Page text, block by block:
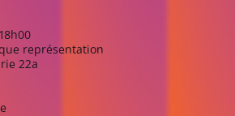
représentation
22a